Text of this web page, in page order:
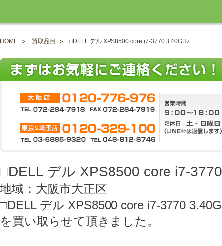
HOME 買取品目 □DELL デル XPS8500 core i7-3770 3.40GHz
□DELL デル XPS8500 core i7-
地域：大阪市大正区
□DELL デル XPS8500 core i7-3770
を買い取らせて頂きました。